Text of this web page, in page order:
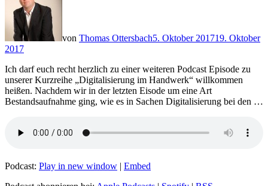
von Thomas Ottersbach5. Oktober 201719. Oktober
2017
Ich darf euch recht herzlich zu einer weiteren Podcast Episode zu
unserer Kurzreihe „Digitalisierung im Handwerk“ willkommen
heißen. Nachdem wir in der letzten Eisode um eine Art
Bestandsaufnahme ging, wie es in Sachen Digitalisierung bei den …
Podcast: Play in new window | Embed